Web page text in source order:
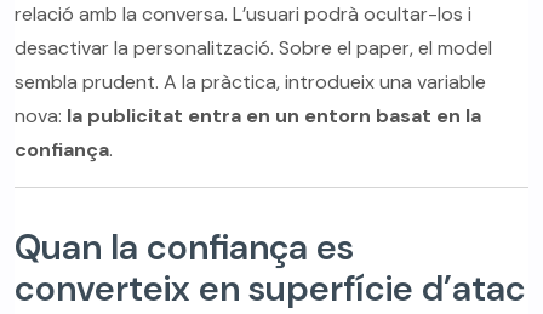
relació amb la conversa. L’usuari podrà ocultar-los i
desactivar la personalització. Sobre el paper, el model
sembla prudent. A la pràctica, introdueix una variable
nova: la publicitat entra en un entorn basat en la
confiança.
Quan la confiança es
converteix en superfície d’atac